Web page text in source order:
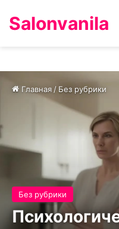
Salonvanila
Главная / Без рубрики
Без рубрики